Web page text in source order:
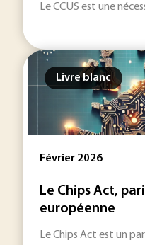
Le CCUS est une
Livre blanc
Février 2026
Le Chips Act,
européenne
Le Chips Act est un